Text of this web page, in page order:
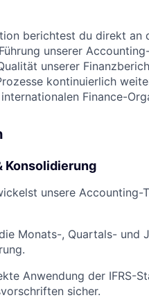
berichtest du direkt
unserer
unserer
kontinuierlich
Finance-
Konsolidierung
unsere Accounting-
Monats-, Quartals- und
Anwendung der IFRS-
sicher.